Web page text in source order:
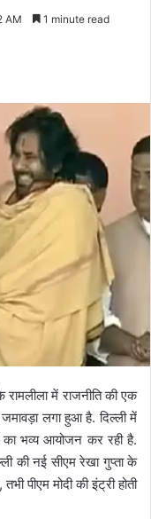
AM 1 minute read
रामलीला में राजनीति की एक
लगा हुआ है. दिल्ली में
भव्य आयोजन कर रही है.
की नई सीएम रेखा गुप्ता के
पीएम मोदी की इंट्री होती